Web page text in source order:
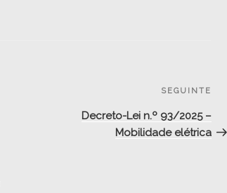
SEGUINTE
Decreto-Lei n.º 93/2025 –
Mobilidade elétrica